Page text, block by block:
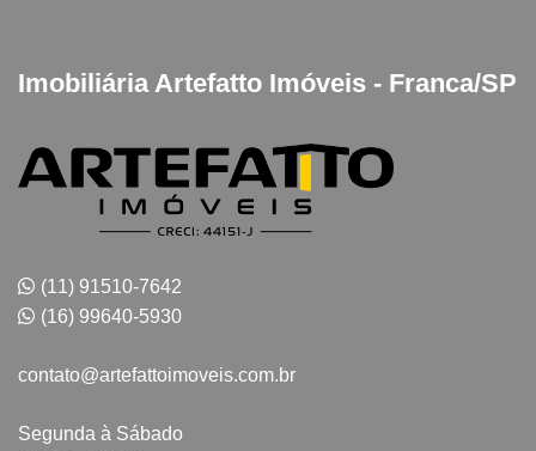
Imobiliária Artefatto Imóveis - Franca/SP
(11) 91510-7642
(16) 99640-5930
contato@artefattoimoveis.com.br
Segunda à Sábado